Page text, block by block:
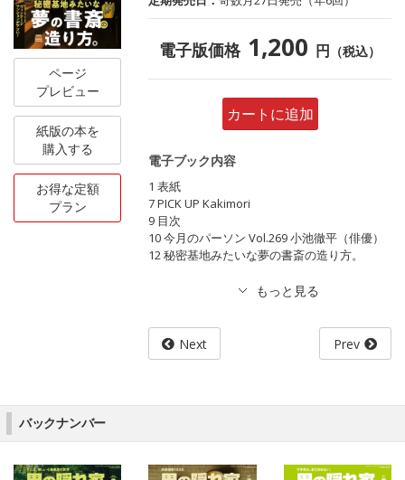
ページ
プレビュー
紙版の本を
購入する
お得な定額
プラン
電子版価格 1,200 円 （税込）
カートに追加
電子ブック内容
1 表紙
7 PICK UP Kakimori
9 目次
10 今月のパーソン Vol.269 小池徹平（俳優）
12 秘密基地みたいな夢の書斎の造り方。
Next Prev
バックナンバー